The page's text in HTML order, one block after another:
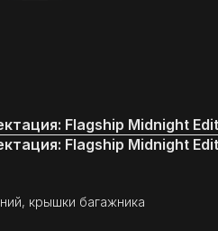
Flagship Midnight
Flagship Midnight
крышки багажника